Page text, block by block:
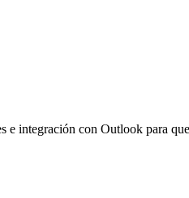
e integración con Outlook para